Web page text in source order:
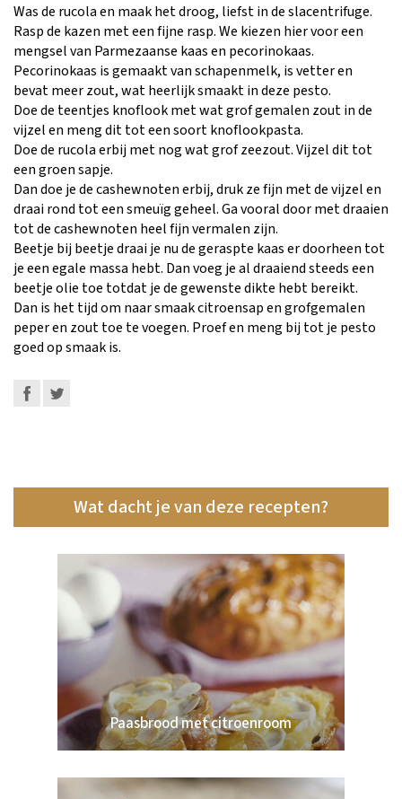
​Was de rucola en maak het droog, liefst in de slacentrifuge.
Rasp de kazen met een fijne rasp. We kiezen hier voor een
mengsel van Parmezaanse kaas en pecorinokaas.
Pecorinokaas is gemaakt van schapenmelk, is vetter en
bevat meer zout, wat heerlijk smaakt in deze pesto.
Doe de teentjes knoflook met wat grof gemalen zout in de
vijzel en meng dit tot een soort knoflookpasta.
Doe de rucola erbij met nog wat grof zeezout. Vijzel dit tot
een groen sapje.
Dan doe je de cashewnoten erbij, druk ze fijn met de vijzel en
draai rond tot een smeuïg geheel. Ga vooral door met draaien
tot de cashewnoten heel fijn vermalen zijn.
Beetje bij beetje draai je nu de geraspte kaas er doorheen tot
je een egale massa hebt. Dan voeg je al draaiend steeds een
beetje olie toe totdat je de gewenste dikte hebt bereikt.
Dan is het tijd om naar smaak citroensap en grofgemalen
peper en zout toe te voegen. Proef en meng bij tot je pesto
goed op smaak is.
Wat dacht je van deze recepten?
Paasbrood met citroenroom